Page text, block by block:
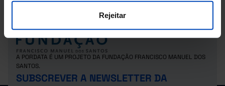
Rejeitar
A PORDATA É UM PROJETO DA FUNDAÇÃO FRANCISCO MANUEL DOS
SANTOS.
SUBSCREVER A NEWSLETTER DA